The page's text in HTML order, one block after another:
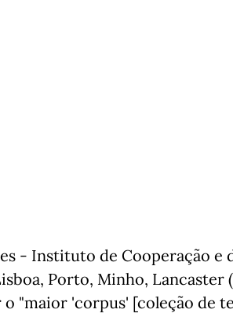
- Instituto de Cooperação e
Porto, Minho, Lancaster
o "maior 'corpus' [coleção de